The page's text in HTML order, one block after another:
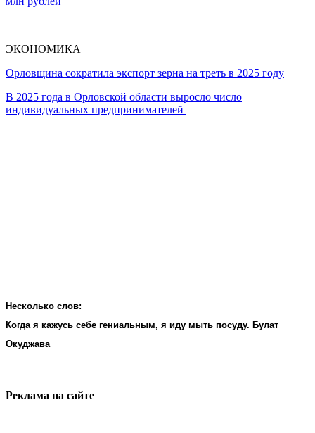
ЭКОНОМИКА
Орловщина сократила экспорт зерна на треть в 2025 году
В 2025 года в Орловской области выросло число
индивидуальных предпринимателей
Несколько слов:
Когда я кажусь себе гениальным, я иду мыть посуду. Булат
Окуджава
Реклама на cайте